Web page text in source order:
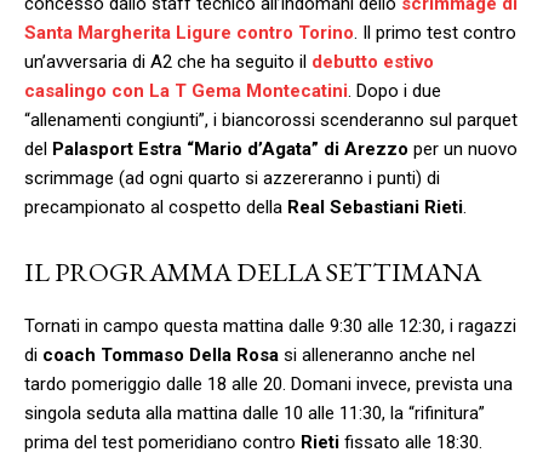
Santa Margherita Ligure contro Torino. Il primo test contro
un’avversaria di A2 che ha seguito il debutto estivo
casalingo con La T Gema Montecatini. Dopo i due
“allenamenti congiunti”, i biancorossi scenderanno sul parquet
del Palasport Estra “Mario d’Agata” di Arezzo per un nuovo
scrimmage (ad ogni quarto si azzereranno i punti) di
precampionato al cospetto della Real Sebastiani Rieti.
IL PROGRAMMA DELLA SETTIMANA
Tornati in campo questa mattina dalle 9:30 alle 12:30, i ragazzi
di coach Tommaso Della Rosa si alleneranno anche nel
tardo pomeriggio dalle 18 alle 20. Domani invece, prevista una
singola seduta alla mattina dalle 10 alle 11:30, la “rifinitura”
prima del test pomeridiano contro Rieti fissato alle 18:30.